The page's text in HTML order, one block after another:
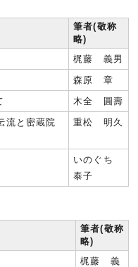
筆者(敬称
略)
梶藤 義男
森原 章
木全 圓壽
と密蔵院
重松 明久
いのぐち
泰子
筆者(敬称
略)
梶藤 義